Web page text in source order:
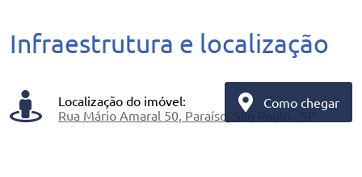
Infraestrutura e localização
Localização do imóvel:
Rua Mário Amaral 50, Paraíso, São Paulo - SP
Como chegar